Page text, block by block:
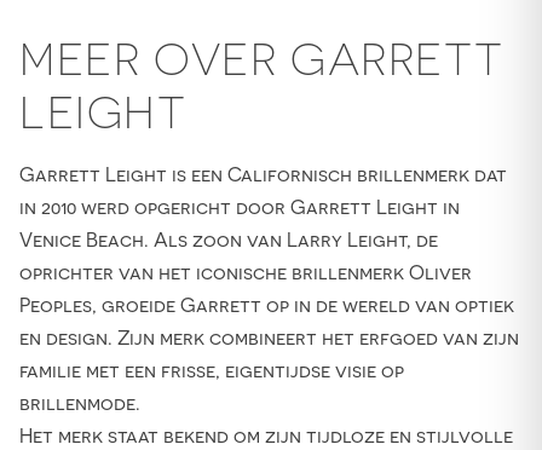
MEER OVER GARRETT
LEIGHT
Garrett Leight is een Californisch brillenmerk dat
in 2010 werd opgericht door Garrett Leight in
Venice Beach. Als zoon van Larry Leight, de
oprichter van het iconische brillenmerk Oliver
Peoples, groeide Garrett op in de wereld van optiek
en design. Zijn merk combineert het erfgoed van zijn
familie met een frisse, eigentijdse visie op
brillenmode.
Het merk staat bekend om zijn tijdloze en stijlvolle